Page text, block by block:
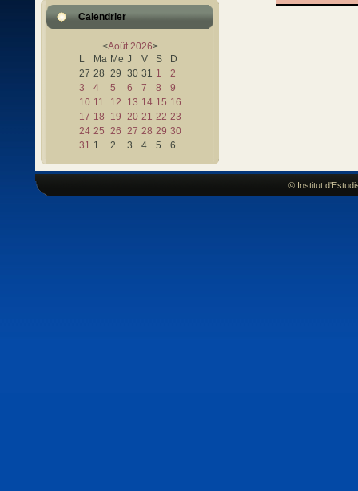
Calendrier
<Août 2026>
L
Ma Me J V S
D
27 28 29 30 31 1
2
3
4 5 6 7 8
9
10 11 12 13 14 15 16
17 18 19 20 21 22 23
24 25 26 27 28 29 30
31 1 2 3 4 5 6
© Institut